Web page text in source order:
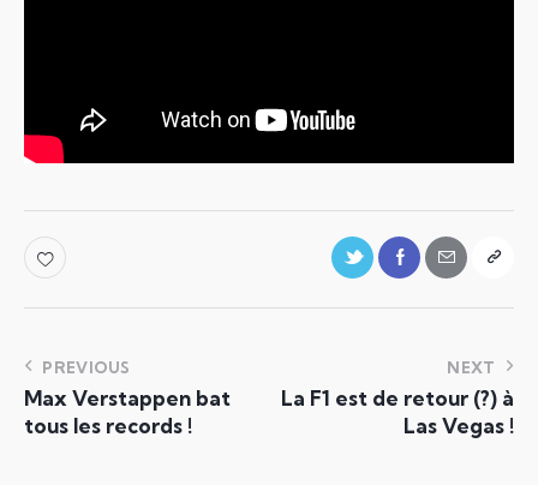
PREVIOUS
Max Verstappen bat
tous les records !
NEXT
La F1 est de retour (?) à
Las Vegas !